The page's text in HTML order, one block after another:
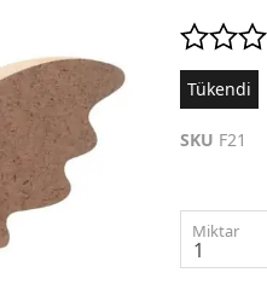
Tükendi
SKU F21
Miktar